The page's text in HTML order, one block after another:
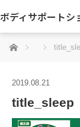
ボディサポートシ
ホーム
2019.08.21
title_sleep